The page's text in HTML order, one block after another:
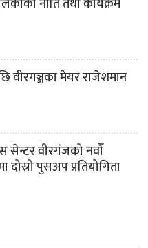
नीति तथा कार्यक्रम
वीरगञ्जका मेयर राजेशमान
सेन्टर वीरगंजको नवौँ
दोस्रो पुसअप प्रतियोगिता